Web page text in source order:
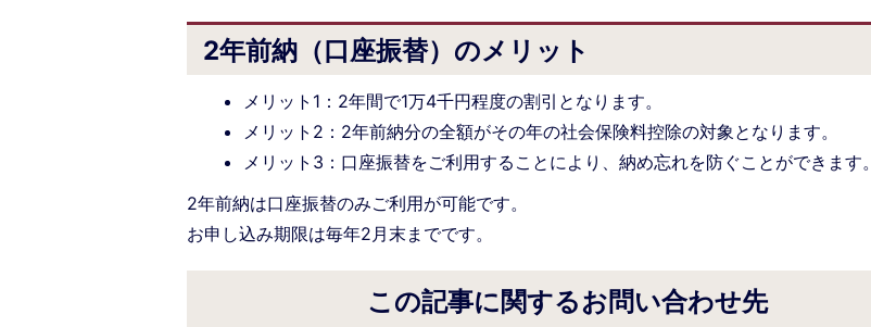
2年前納（口座振替）のメリット
メリット1：2年間で1万4千円程度の割引となります。
メリット2：2年前納分の全額がその年の社会保険料控除の対象となります。
メリット3：口座振替をご利用することにより、納め忘れを防ぐことができます。
2年前納は口座振替のみご利用が可能です。
お申し込み期限は毎年2月末までです。
この記事に関するお問い合わせ先